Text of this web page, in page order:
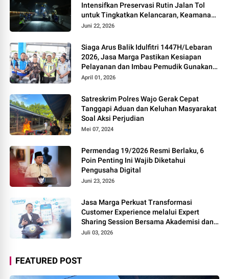
Intensifkan Preservasi Rutin Jalan Tol
untuk Tingkatkan Kelancaran, Keamanan
dan Kenyamanan Perjalanan
Juni 22, 2026
Siaga Arus Balik Idulfitri 1447H/Lebaran
2026, Jasa Marga Pastikan Kesiapan
Pelayanan dan Imbau Pemudik Gunakan
Rest Area Alternatif
April 01, 2026
Satreskrim Polres Wajo Gerak Cepat
Tanggapi Aduan dan Keluhan Masyarakat
Soal Aksi Perjudian
Mei 07, 2024
Permendag 19/2026 Resmi Berlaku, 6
Poin Penting Ini Wajib Diketahui
Pengusaha Digital
Juni 23, 2026
Jasa Marga Perkuat Transformasi
Customer Experience melalui Expert
Sharing Session Bersama Akademisi dan
Praktisi
Juli 03, 2026
FEATURED POST